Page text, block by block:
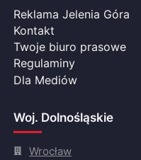
Reklama Jelenia Góra
Kontakt
Twoje biuro prasowe
Regulaminy
Dla Mediów
Woj. Dolnośląskie
Wrocław